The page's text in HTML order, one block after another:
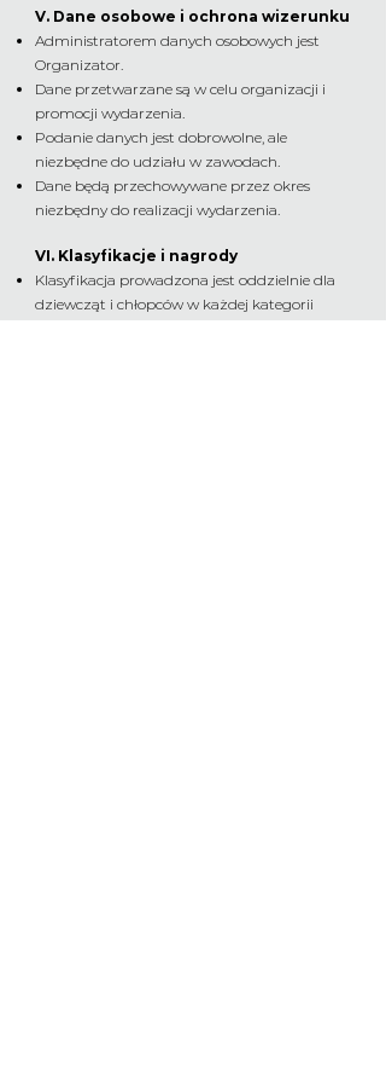
V. Dane osobowe i ochrona wizerunku
Administratorem danych osobowych jest
Organizator.
Dane przetwarzane są w celu organizacji i
promocji wydarzenia.
Podanie danych jest dobrowolne, ale
niezbędne do udziału w zawodach.
Dane będą przechowywane przez okres
niezbędny do realizacji wydarzenia.
VI. Klasyfikacje i nagrody
Klasyfikacja prowadzona jest oddzielnie dla
dziewcząt i chłopców w każdej kategorii